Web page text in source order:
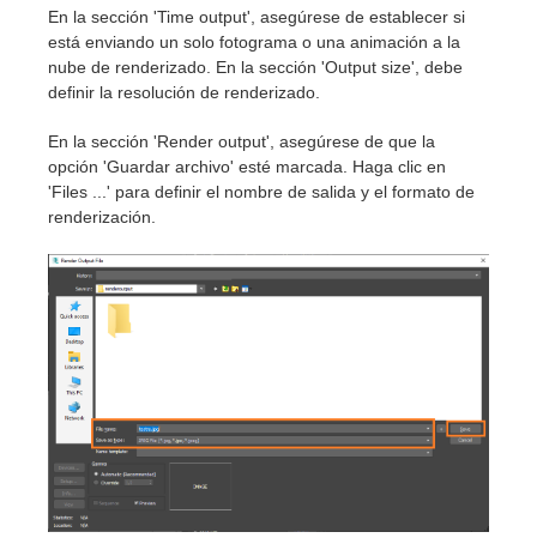
En la sección 'Time output', asegúrese de establecer si
está enviando un solo fotograma o una animación a la
nube de renderizado. En la sección 'Output size', debe
definir la resolución de renderizado.
En la sección 'Render output', asegúrese de que la
opción 'Guardar archivo' esté marcada. Haga clic en
'Files ...' para definir el nombre de salida y el formato de
renderización.